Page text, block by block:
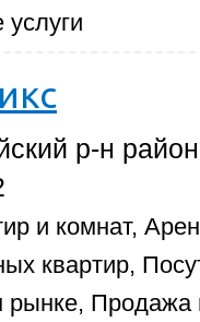
р-н
и комнат,
квартир,
рынке,